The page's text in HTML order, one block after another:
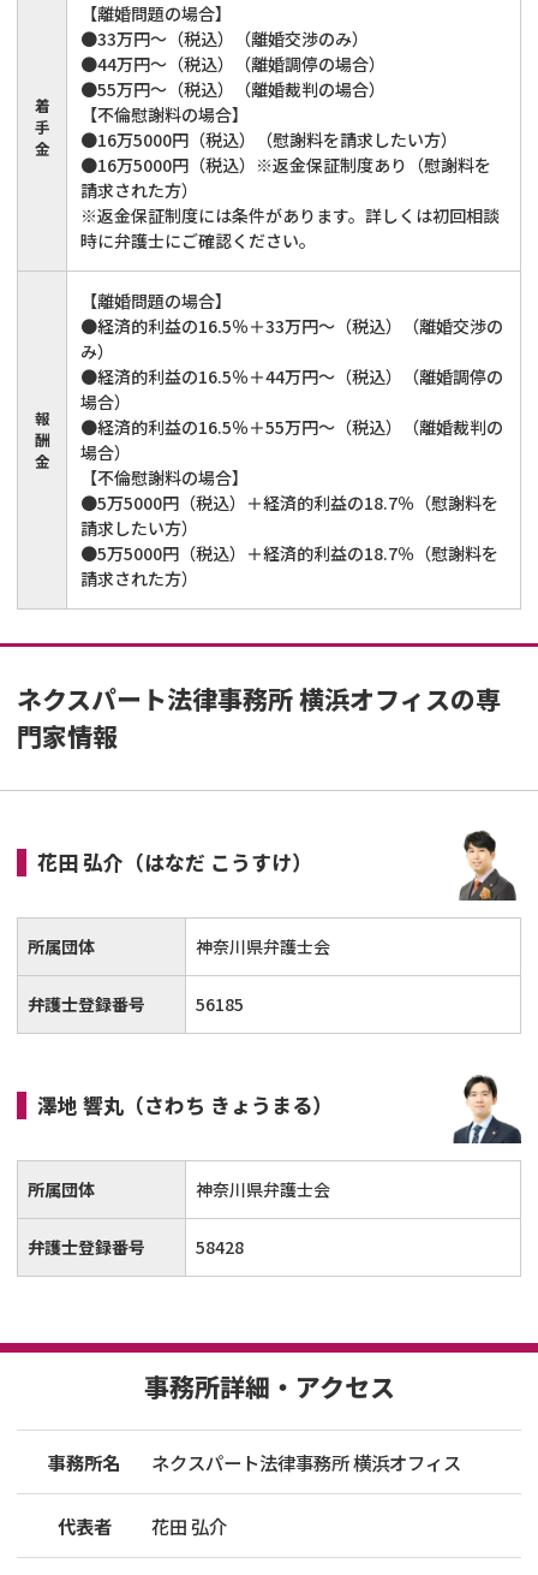
着
手
金
【離婚問題の場合】
●33万円～（税込）（離婚交渉のみ）
●44万円～（税込）（離婚調停の場合）
●55万円～（税込）（離婚裁判の場合）
【不倫慰謝料の場合】
●16万5000円（税込）（慰謝料を請求したい方）
●16万5000円（税込）※返金保証制度あり（慰謝料を
請求された方）
※返金保証制度には条件があります。詳しくは初回相談
時に弁護士にご確認ください。
報
酬
金
【離婚問題の場合】
●経済的利益の16.5％＋33万円～（税込）（離婚交渉の
み）
●経済的利益の16.5％＋44万円～（税込）（離婚調停の
場合）
●経済的利益の16.5％＋55万円～（税込）（離婚裁判の
場合）
【不倫慰謝料の場合】
●5万5000円（税込）＋経済的利益の18.7％（慰謝料を
請求したい方）
●5万5000円（税込）＋経済的利益の18.7％（慰謝料を
請求された方）
ネクスパート法律事務所 横浜オフィスの専
門家情報
花田 弘介 （はなだ こうすけ）
所属団体 神奈川県弁護士会
弁護士登録番号 56185
澤地 響丸（さわち きょうまる）
所属団体 神奈川県弁護士会
弁護士登録番号 58428
事務所詳細・アクセス
事務所名 ネクスパート法律事務所 横浜オフィス
代表者 花田 弘介